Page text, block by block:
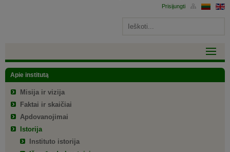
Apie institutą
Misija ir vizija
Faktai ir skaičiai
Apdovanojimai
Istorija
Instituto istorija